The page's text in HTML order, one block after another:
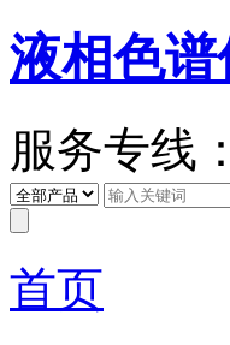
液相色谱
服务专线
首页